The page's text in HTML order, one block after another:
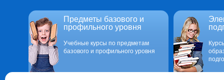
Предметы базового и
профильного уровня
Учебные курсы по предметам
базового и профильного уровня